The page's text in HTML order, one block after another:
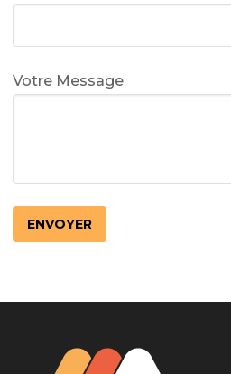
Votre Message
LotoMart
Бай Лото
escort barcelone
https://intimaties.net/es/
used-panties-es/
eros houston
albanianescort